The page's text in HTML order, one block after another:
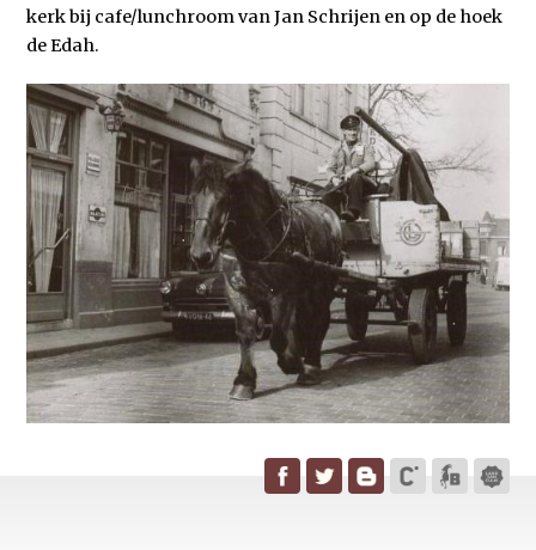
kerk bij cafe/lunchroom van Jan Schrijen en op de hoek
de Edah.